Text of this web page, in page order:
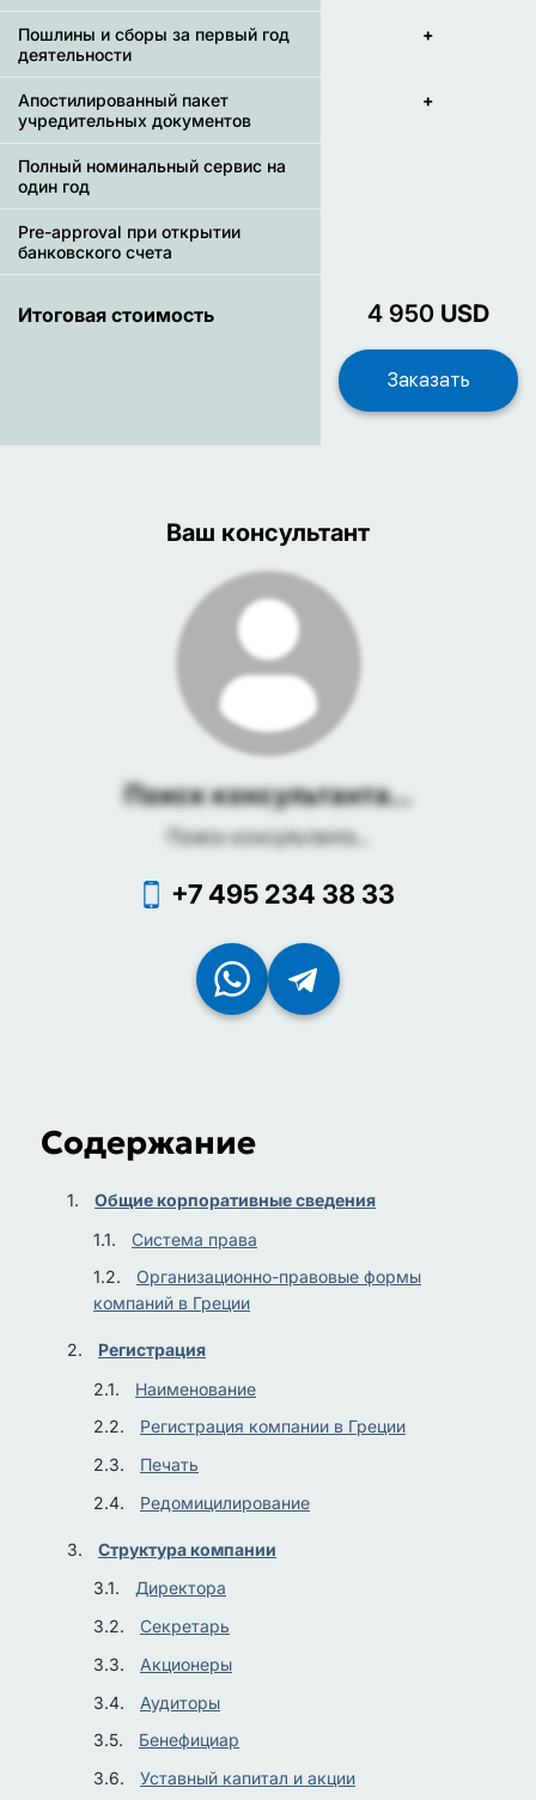
Пошлины и сборы за первый год
деятельности
+
Апостилированный пакет
учредительных документов
+
Полный номинальный сервис на
один год
Pre-approval при открытии
банковского счета
Итоговая стоимость 4 950 USD
Ваш консультант
Поиск консультанта...
Поиск консультанта...
+7 495 234 38 33
Содержание
Общие корпоративные сведения
Система права
Организационно-правовые формы
компаний в Греции
Регистрация
Наименование
Регистрация компании в Греции
Печать
Редомицилирование
Структура компании
Директора
Секретарь
Акционеры
Аудиторы
Бенефициар
Уставный капитал и акции